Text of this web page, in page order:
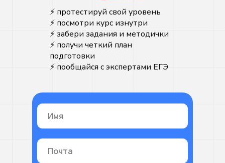
⚡️ протестируй свой уровень
⚡️ посмотри курс изнутри
⚡️ забери задания и методички
⚡️ получи четкий план
подготовки
⚡️ пообщайся с экспертами ЕГЭ